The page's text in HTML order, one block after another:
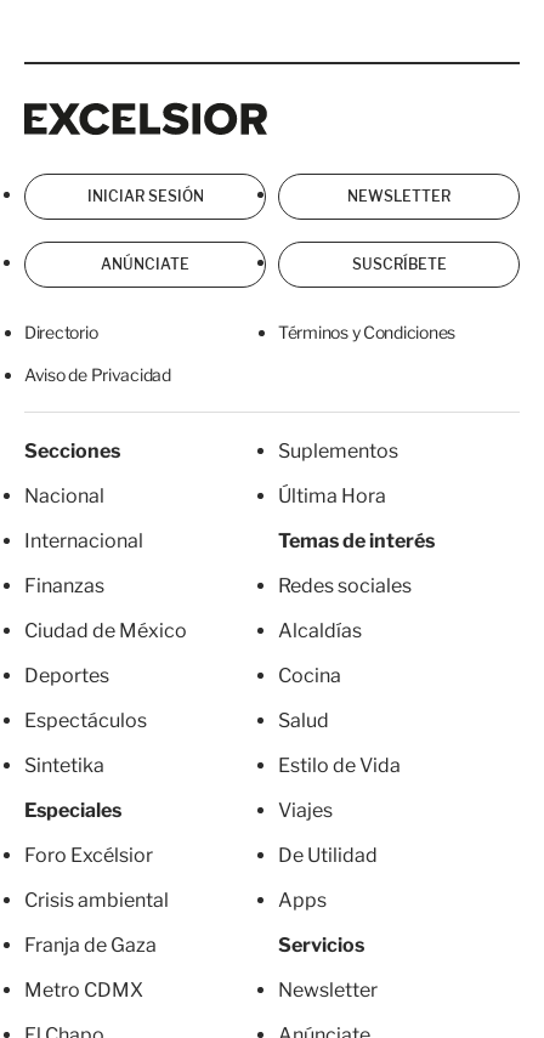
INICIAR SESIÓN NEWSLETTER
ANÚNCIATE SUSCRÍBETE
Directorio Términos y Condiciones
Aviso de Privacidad
Secciones
Nacional
Internacional
Finanzas
Ciudad de México
Deportes
Espectáculos
Sintetika
Especiales
Foro Excélsior
Crisis ambiental
Franja de Gaza
Metro CDMX
Suplementos
Última Hora
Temas de interés
Redes sociales
Alcaldías
Cocina
Salud
Estilo de Vida
Viajes
De Utilidad
Apps
Servicios
Newsletter